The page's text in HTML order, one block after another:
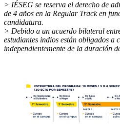
> IÉSEG se reserva el derecho de
de 4 años en la Regular Track en
candidatura.
> Debido a un acuerdo bilateral
estudiantes indios están obligados a
independientemente de la duración